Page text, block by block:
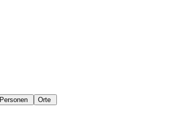
Personen Orte